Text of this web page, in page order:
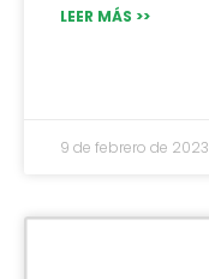
LEER MÁS >>
9 de febrero de 2023